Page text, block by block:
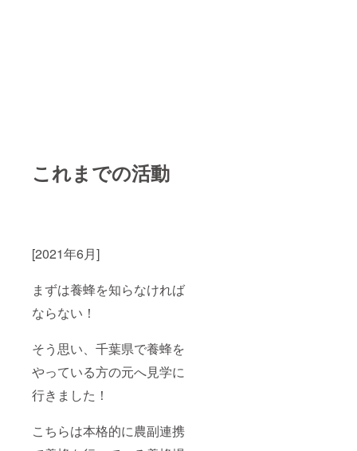
これまでの活動
[2021年6月]
まずは養蜂を知らなければ
ならない！
そう思い、千葉県で養蜂を
やっている方の元へ見学に
行きました！
こちらは本格的に農副連携